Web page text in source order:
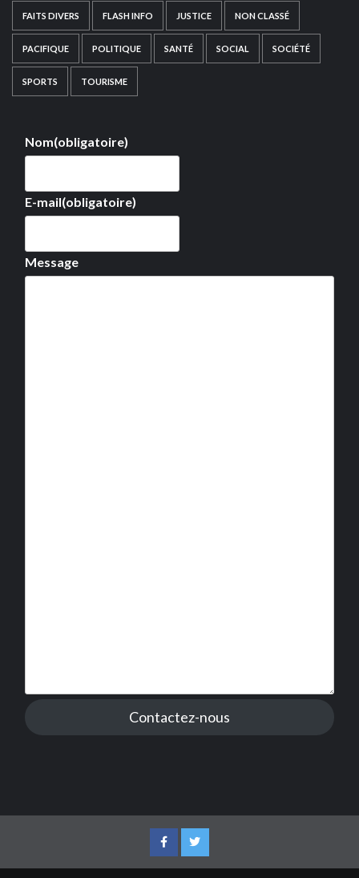
FAITS DIVERS FLASH INFO JUSTICE NON CLASSÉ
PACIFIQUE POLITIQUE SANTÉ SOCIAL SOCIÉTÉ
SPORTS TOURISME
Nom(obligatoire)
E-mail(obligatoire)
Message
Contactez-nous
FacebookTwitter